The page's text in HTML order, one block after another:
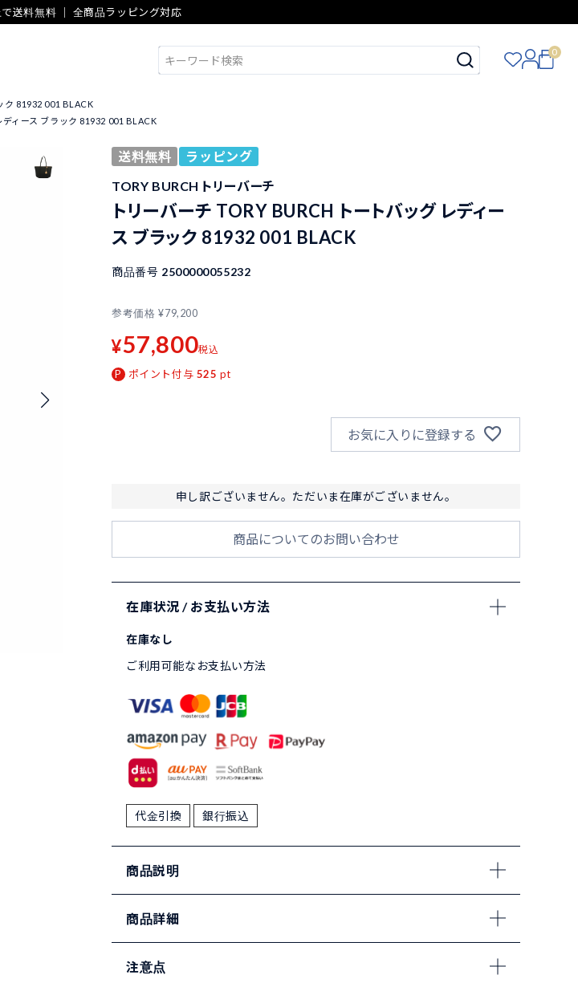
送料無料 ｜ 全商品ラッピング対応
0
ク 81932 001 BLACK
ィース ブラック 81932 001 BLACK
送料無料
ラッピング
TORY BURCH トリーバーチ
トリーバーチ TORY BURCH トートバッグ レディー
ス ブラック 81932 001 BLACK
商品番号 2500000055232
参考価格 ¥79,200
¥57,800税込
ポイント付与 525 pt
お気に入りに登録する
申し訳ございません。ただいま在庫がございません。
商品についてのお問い合わせ
在庫状況 / お支払い方法
在庫なし
ご利用可能なお支払い方法
代金引換 銀行振込
商品説明
商品詳細
注意点